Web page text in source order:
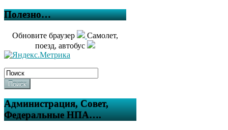
Полезно…
Обновите браузер
Самолет,
поезд, автобус
Поиск
Администрация, Совет,
Федеральные НПА….